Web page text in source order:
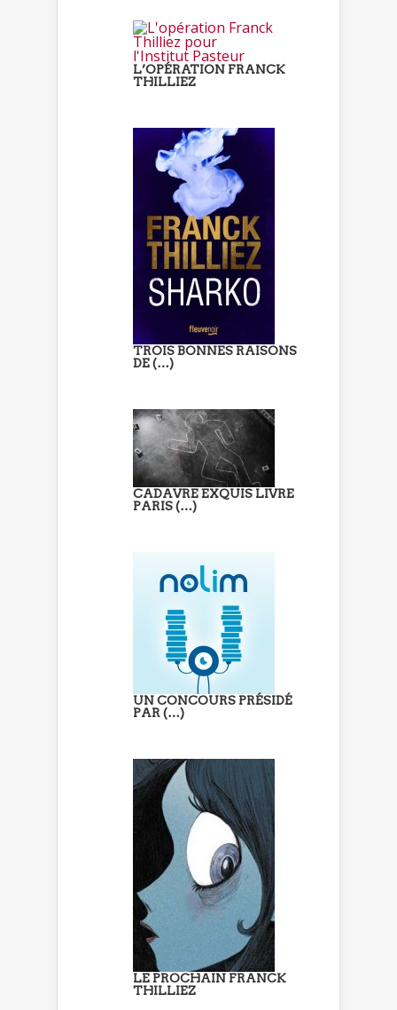
L’OPÉRATION FRANCK
THILLIEZ
TROIS BONNES RAISONS
DE (…)
CADAVRE EXQUIS LIVRE
PARIS (…)
UN CONCOURS PRÉSIDÉ
PAR (…)
LE PROCHAIN FRANCK
THILLIEZ